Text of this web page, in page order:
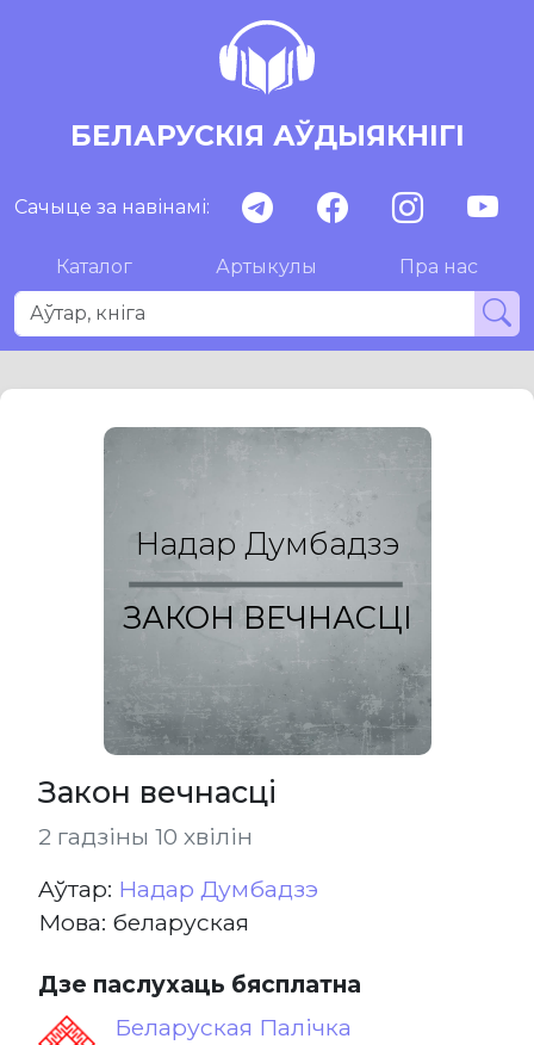
БЕЛАРУСКІЯ АЎДЫЯКНІГІ
Сачыце за навінамі:
Каталог Артыкулы Пра нас
Надар Думбадзэ
ЗАКОН ВЕЧНАСЦІ
Закон вечнасці
2 гадзіны 10 хвілін
Aўтар: Надар Думбадзэ
Мова: беларуская
Дзе паслухаць бясплатна
Беларуская Палічка